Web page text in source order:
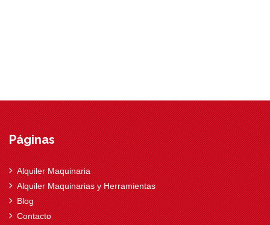
Páginas
Alquiler Maquinaria
Alquiler Maquinarias y Herramientas
Blog
Contacto